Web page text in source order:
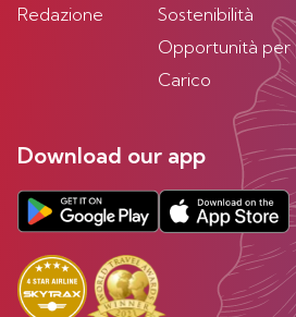
Redazione
Sostenibilità
Opportunità per
Carico
Download our app